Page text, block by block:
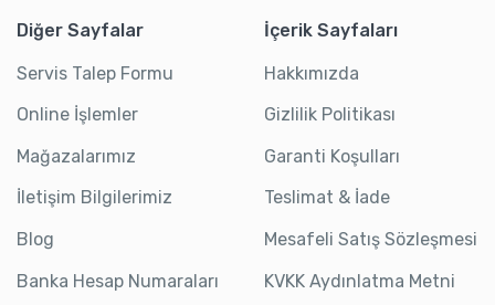
Diğer Sayfalar
Servis Talep Formu
Online İşlemler
Mağazalarımız
İletişim Bilgilerimiz
Blog
Banka Hesap Numaraları
İçerik Sayfaları
Hakkımızda
Gizlilik Politikası
Garanti Koşulları
Teslimat & İade
Mesafeli Satış Sözleşmesi
KVKK Aydınlatma Metni